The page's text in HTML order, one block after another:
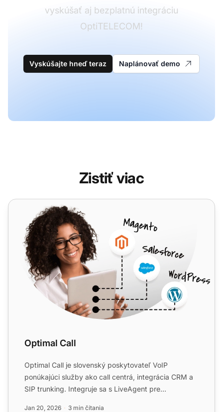
vyskúšať aj bezplatnú integráciu
OptiTELECOM!
Vyskúšajte hneď teraz Naplánovať demo
Zistiť viac
Optimal Call
Optimal Call
Optimal Call je slovenský poskytovateľ VoIP
ponúkajúci služby ako call centrá, integrácia CRM a
SIP trunking. Integruje sa s LiveAgent pre
Jan 20, 2026 3 min čítania